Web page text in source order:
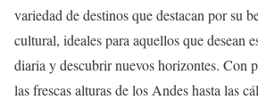
variedad de destinos que destacan por su
cultural, ideales para aquellos que desean
diaria y descubrir nuevos horizontes. Con
las frescas alturas de los Andes hasta las